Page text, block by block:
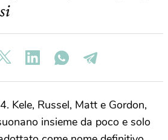
Kele, Russel, Matt e Gordon,
insieme da poco e solo